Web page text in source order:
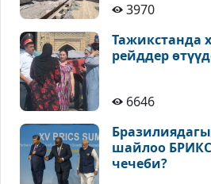
3970
Тажикстанда
рейддер
6646
шайлоо
чечеби?